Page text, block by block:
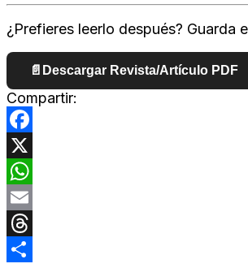
¿Prefieres leerlo después? Guarda
📄 Descargar Revista/Artículo PDF
Compartir:
Facebook
X
WhatsApp
Email
Threads